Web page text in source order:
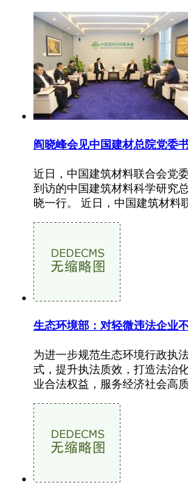
阎晓峰会见中国建材总院党委
近日，中国建筑材料联合会党
到访的中国建筑材料科学研究
晓一行。 近日，中国建筑材料
生态环境部：对轻微违法企业
为进一步规范生态环境行政执
式，提升执法质效，打造法治
业合法权益，服务经济社会高